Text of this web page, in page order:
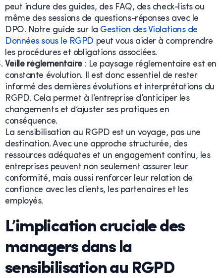
peut inclure des guides, des FAQ, des check-lists ou
même des sessions de questions-réponses avec le
DPO. Notre guide sur la Gestion des Violations de
Données sous le RGPD peut vous aider à comprendre
les procédures et obligations associées.
Veille réglementaire : Le paysage réglementaire est en
constante évolution. Il est donc essentiel de rester
informé des dernières évolutions et interprétations du
RGPD. Cela permet à l’entreprise d’anticiper les
changements et d’ajuster ses pratiques en
conséquence.
La sensibilisation au RGPD est un voyage, pas une
destination. Avec une approche structurée, des
ressources adéquates et un engagement continu, les
entreprises peuvent non seulement assurer leur
conformité, mais aussi renforcer leur relation de
confiance avec les clients, les partenaires et les
employés.
L’implication cruciale des
managers dans la
sensibilisation au RGPD